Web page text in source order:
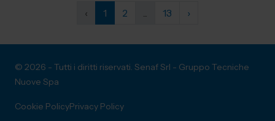
‹ 1 2 ... 13 ›
© 2026 - Tutti i diritti riservati. Senaf Srl - Gruppo Tecniche
Nuove Spa
Cookie PolicyPrivacy Policy